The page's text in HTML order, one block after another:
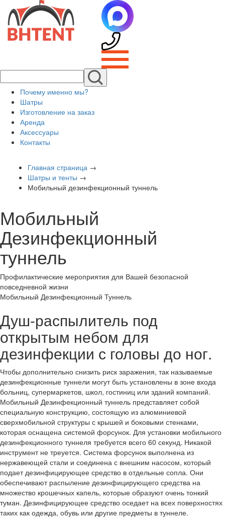
Почему именно мы?
Шатры
Изготовление на заказ
Аренда
Аксессуары
Контакты
Главная страница →
Шатры и тенты →
Мобильный дезинфекционный туннель
Мобильный
Дезинфекционный
туннель
Профилактические мероприятия для Вашей безопасной
повседневной жизни
Мобильный Дезинфекционный Туннель
Душ-распылитель под
открытым небом для
дезинфекции с головы до ног.
Чтобы дополнительно снизить риск заражения, так называемые
дезинфекционные туннели могут быть установлены в зоне входа
больниц, супермаркетов, школ, гостиниц или зданий компаний.
Мобильный Дезинфекционный туннель представляет собой
специальную конструкцию, состоящую из алюминиевой
сверхмобильной структуры с крышей и боковыми стенками,
которая оснащена системой форсунок. Для установки мобильного
дезинфекционного туннеля требуется всего 60 секунд. Никакой
инструмент не треуется. Система форсунок выполнена из
нержавеющей стали и соединена с внешним насосом, который
подает дезинфицирующее средство в отдельные сопла. Они
обеспечивают распыление дезинфицирующего средства на
множество крошечных капель, которые образуют очень тонкий
туман. Дезинфицирующее средство оседает на всех поверхностях
таких как одежда, обувь или другие предметы в туннеле.